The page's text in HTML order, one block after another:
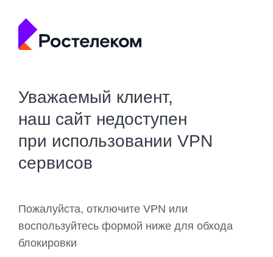
Уважаемый клиент,
наш сайт недоступен
при использовании VPN
сервисов
Пожалуйста, отключите VPN или
воспользуйтесь формой ниже для обхода
блокировки